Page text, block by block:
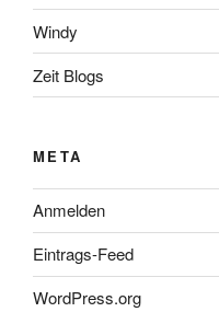
Windy
Zeit Blogs
META
Anmelden
Eintrags-Feed
WordPress.org